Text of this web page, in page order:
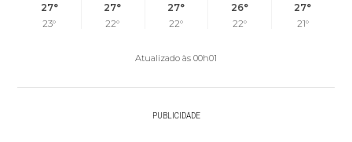
27°
23°
27°
22°
27°
22°
26°
22°
27°
21°
Atualizado às 00h01
PUBLICIDADE